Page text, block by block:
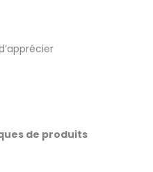
de produits